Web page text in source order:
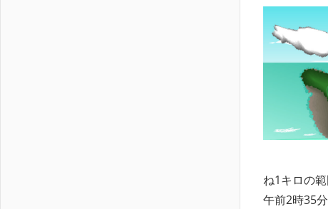
ね1キロの
午前2時35